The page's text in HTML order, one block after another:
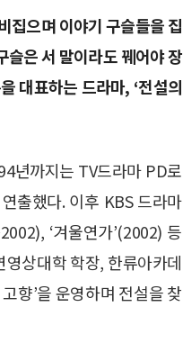
집으며 이야기 구슬들을 집
슬은 서 말이라도 꿰어야 장
대표하는 드라마, ‘전설의
년까지는 TV드라마 PD로
출했다. 이후 KBS 드라마
‘겨울연가’(2002) 등
상대학 학장, 한류아카데
향’을 운영하며 전설을 찾